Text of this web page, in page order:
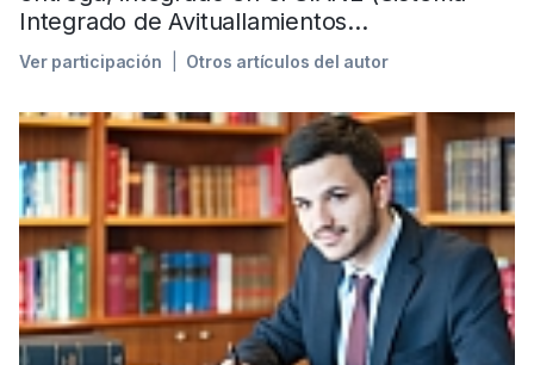
Integrado de Avituallamientos...
Ver participación Otros artículos del autor